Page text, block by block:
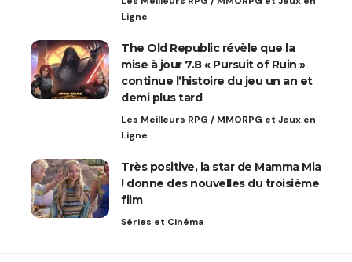
Ligne
The Old Republic révèle que la
mise à jour 7.8 « Pursuit of Ruin »
continue l’histoire du jeu un an et
demi plus tard
Les Meilleurs RPG / MMORPG et Jeux en
Ligne
Très positive, la star de Mamma Mia
! donne des nouvelles du troisième
film
Séries et Cinéma